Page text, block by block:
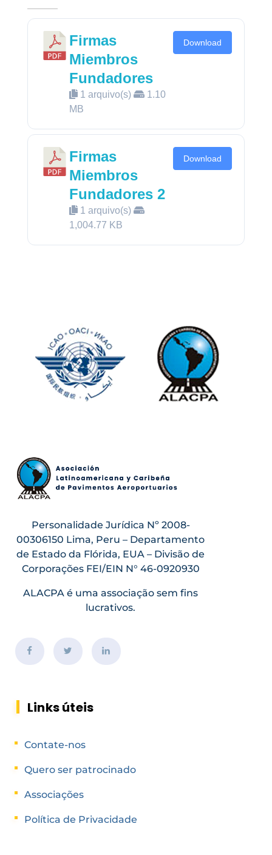
Firmas
Miembros
Fundadores
1 arquivo(s)
1.10
MB
Download
Firmas
Miembros
Fundadores 2
1 arquivo(s)
1,004.77 KB
Download
Personalidade Jurídica Nº 2008-
00306150 Lima, Peru – Departamento
de Estado da Flórida, EUA – Divisão de
Corporações FEI/EIN N° 46-0920930
ALACPA é uma associação sem fins
lucrativos.
Links úteis
Contate-nos
Quero ser patrocinado
Associações
Política de Privacidade